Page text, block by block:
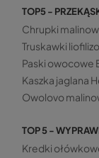
TOP5 -
Chrupki
Truskawki
Paski owocowe
Kaszka jaglana
Owolovo
TOP 5 -
Kredki